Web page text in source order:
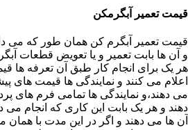
قیمت تعمیر آبگرمکن
قیمت تعمیر آبگرم کن همان طور که می
و آن ها بابت تعمیر و یا تعویض قطعات
هر یک برای انجام کار طبق آن تعرفه ها
اعلام می کنند و نمایندگی ها قیمت های
می دهند،و نمایندگی ها تمامی فرم های
دهند و هر یک بابت این کاری که انجام می
آن ها می دهند و اگر در این مدت با